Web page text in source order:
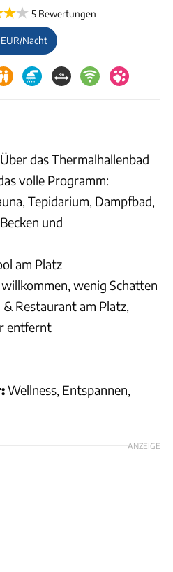
5 Bewertungen
Nacht
Über das Thermalhallenbad
volle Programm:
Tepidarium, Dampfbad,
und
am Platz
wenig Schatten
Restaurant am Platz,
entfernt
Wellness, Entspannen,
ANZEIGE